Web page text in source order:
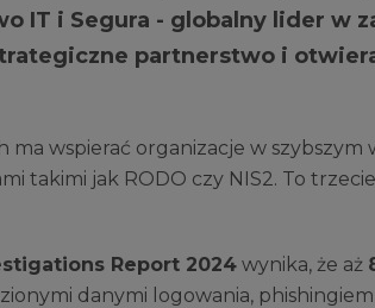
IT i Segura - globalny lider w
partnerstwo i
wspierać organizacje w szybszym
takimi jak RODO czy NIS2. To
Report 2024 wynika, że aż
danymi logowania,